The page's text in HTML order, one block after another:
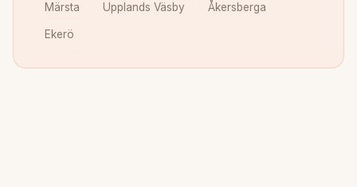
Märsta Upplands Väsby Åkersberga
Ekerö